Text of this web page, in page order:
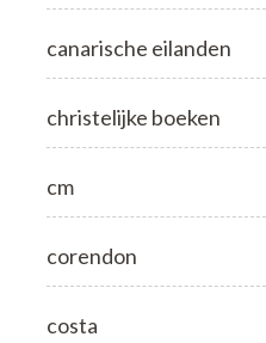
canarische eilanden
christelijke boeken
cm
corendon
costa